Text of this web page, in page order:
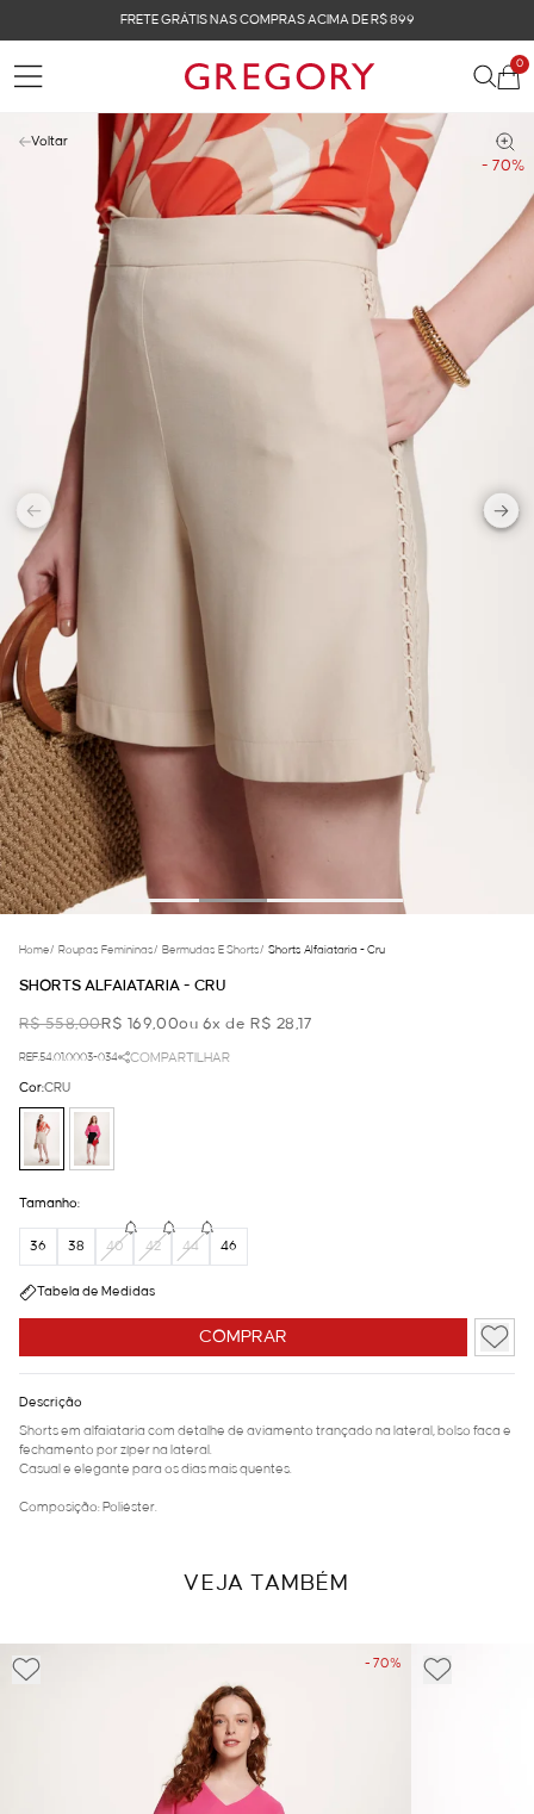
FRETE GRÁTIS NAS COMPRAS ACIMA DE R$ 899
0
- 70%
Voltar
Home/ Roupas Femininas/ Bermudas E Shorts/ Shorts Alfaiataria - Cru
SHORTS ALFAIATARIA - CRU
R$ 558,00R$ 169,00ou 6x de R$ 28,17
REF.54.01.0003-034 COMPARTILHAR
COMPRAR
Cor:CRU
Tamanho:
36 38 40 42 44 46
Tabela de Medidas
Descrição
Shorts em alfaiataria com detalhe de aviamento trançado na lateral, bolso faca e
fechamento por zíper na lateral.
Casual e elegante para os dias mais quentes.
Composição: Poliéster.
VEJA TAMBÉM
- 70%